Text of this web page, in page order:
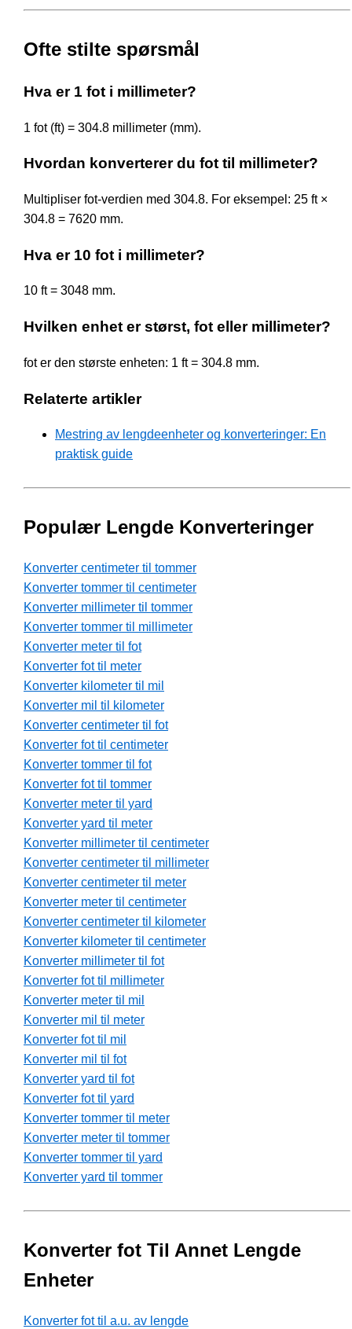
Ofte stilte spørsmål
Hva er 1 fot i millimeter?
1 fot (ft) = 304.8 millimeter (mm).
Hvordan konverterer du fot til millimeter?
Multipliser fot-verdien med 304.8. For eksempel: 25 ft ×
304.8 = 7620 mm.
Hva er 10 fot i millimeter?
10 ft = 3048 mm.
Hvilken enhet er størst, fot eller millimeter?
fot er den største enheten: 1 ft = 304.8 mm.
Relaterte artikler
Mestring av lengdeenheter og konverteringer: En
praktisk guide
Populær Lengde Konverteringer
Konverter centimeter til tommer
Konverter tommer til centimeter
Konverter millimeter til tommer
Konverter tommer til millimeter
Konverter meter til fot
Konverter fot til meter
Konverter kilometer til mil
Konverter mil til kilometer
Konverter centimeter til fot
Konverter fot til centimeter
Konverter tommer til fot
Konverter fot til tommer
Konverter meter til yard
Konverter yard til meter
Konverter millimeter til centimeter
Konverter centimeter til millimeter
Konverter centimeter til meter
Konverter meter til centimeter
Konverter centimeter til kilometer
Konverter kilometer til centimeter
Konverter millimeter til fot
Konverter fot til millimeter
Konverter meter til mil
Konverter mil til meter
Konverter fot til mil
Konverter mil til fot
Konverter yard til fot
Konverter fot til yard
Konverter tommer til meter
Konverter meter til tommer
Konverter tommer til yard
Konverter yard til tommer
Konverter fot Til Annet Lengde
Enheter
Konverter fot til a.u. av lengde